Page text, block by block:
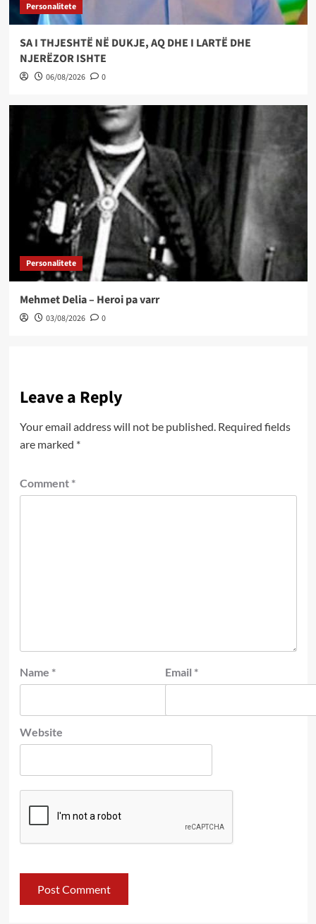
Personalitete
SA I THJESHTË NË DUKJE, AQ DHE I LARTË DHE
NJERËZOR ISHTE
06/08/2026 0
Personalitete
Mehmet Delia – Heroi pa varr
03/08/2026 0
Leave a Reply
Your email address will not be published. Required fields
are marked *
Comment *
Name * Email *
Website